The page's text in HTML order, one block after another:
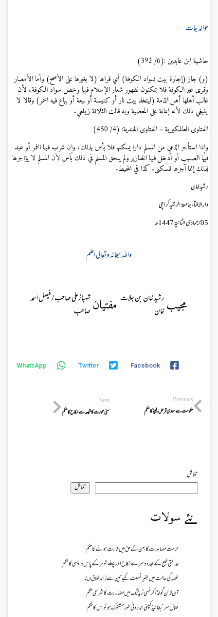
حوالہ جات
حاشية ابن عابدين :(6/ 392)
(و) ‌جاز (‌إجارة بيت بسواد الكوفة) أي قراها (لا بغيرها على الأصح) وأما الأمصار
وقرى غير الكوفة فلا يمكنون لظهور شعار الإسلام فيها وخص سواد الكوفة، لأن
غالب أهلها أهل الذمة (ليتخذ بيت نار أو كنيسة أو بيعة أو يباع فيه الخمر) وقالا لا
ينبغي ذلك لأنه إعانة على المعصية وبه قالت الثلاثة زيلعي.
الفتاوى العالمكيرية = الفتاوى الهندية: (4/ 450)
وإذا ‌استأجر ‌الذمي من المسلم دارا يسكنها فلا بأس بذلك، وإن شرب فيها الخمر أو عبد
فيها الصليب أو أدخل فيها الخنازير ولم يلحق المسلم في ذلك بأس لأن المسلم لا يؤاجرها
لذلك إنما آجرها للسكنى. كذا في المحيط.
رشيدخان
دارالافتاءجامعۃ الرشیدکراچی
05/جمادی الثانية 1447ھ
واللہ سبحانہ وتعالی اعلم
مجیب رشید خان بن جلات
خان
مفتیانشہبازعلی صاحب / فیصل احمد
صاحب
Facebook
Twitter
WhatsApp
Previous
حکومت سے سودی قرض لینے کا حکم
Next
سنی عورت کا شیعہ سے نکاح کا حکم
تلاش
تلاش
نئے سولات
حرمت مصاہرت کا بہن کے حق میں ثابت ہونے کا حکم
عدالتی خلع کے بعد دوسرے نکاح اور پہلے شوہر کے پاس واپسی کا حکم
غصہ کی حالت میں بغیر نسبت کیے تین سے زائد طلاق دینا
آن لائن گولڈ /کرنسی ٹریڈنگ میں مضاربت کا شرعی حکم
حلال سرٹیفائیڈ کمپنی اندرونی طور مشکوک ہو تو اس کا حکم